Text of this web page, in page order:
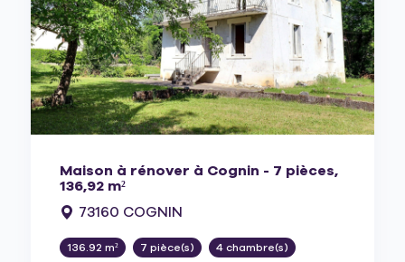
Maison à rénover à Cognin - 7 pièces,
136,92 m²
73160 COGNIN
136.92 m² 7 pièce(s) 4 chambre(s)